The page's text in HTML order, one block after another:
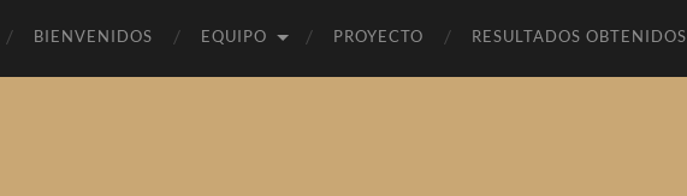
BIENVENIDOS EQUIPO PROYECTO RESULTADOS OBTENIDOS